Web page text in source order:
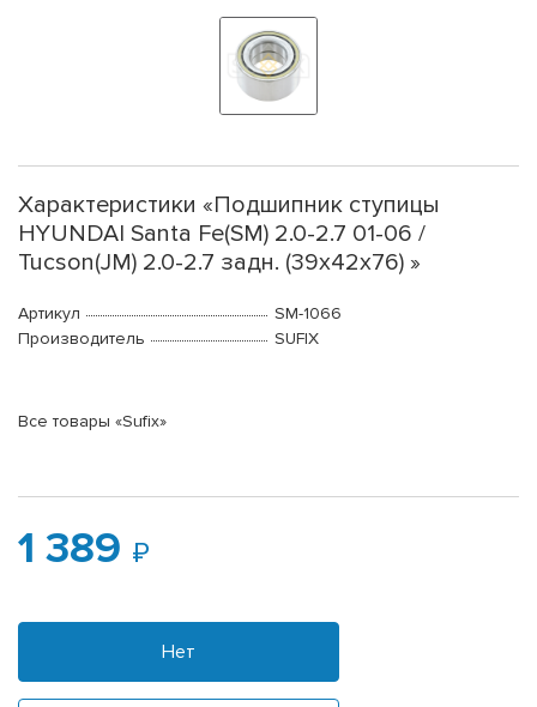
Характеристики «Подшипник ступицы
HYUNDAI Santa Fe(SM) 2.0-2.7 01-06 /
Tucson(JM) 2.0-2.7 задн. (39x42x76) »
Артикул
SM-1066
Производитель
SUFIX
Все товары «Sufix»
1 389
Нет